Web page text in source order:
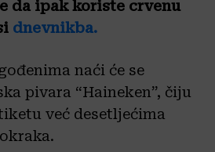
da ipak koriste crvenu
dnevnikba.
naći će se
pivara “Haineken”, čiju
već desetljećima